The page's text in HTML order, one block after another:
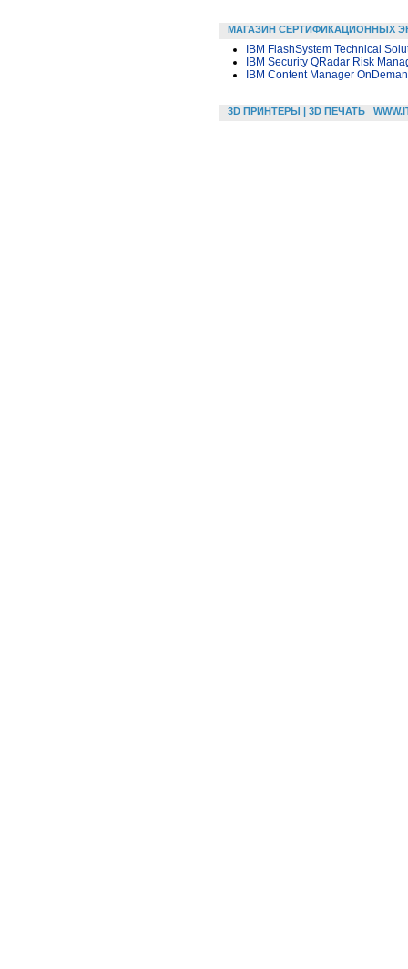
МАГАЗИН СЕРТИФИКАЦИОННЫХ
IBM FlashSystem Technical
IBM Security QRadar Risk
IBM Content Manager
3D ПРИНТЕРЫ | 3D ПЕЧАТЬ